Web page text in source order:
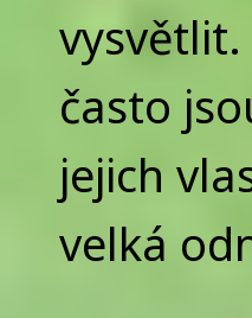
často
jejich
velká